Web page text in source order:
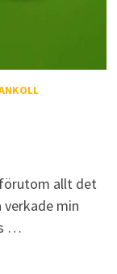
allt det
verkade min
…